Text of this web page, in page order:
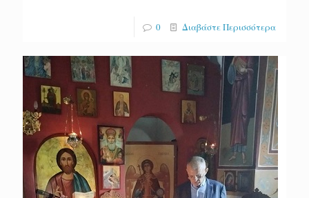
0 Διαβάστε Περισσότερα